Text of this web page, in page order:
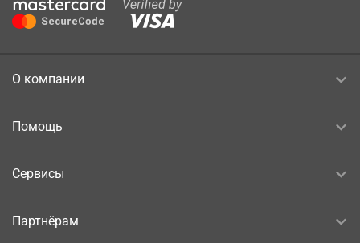
О компании
Помощь
Сервисы
Партнёрам